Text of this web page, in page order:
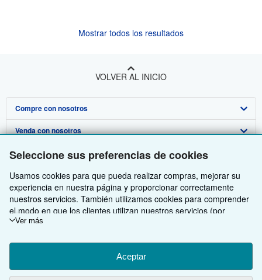
Seleccione sus preferencias de cookies
Usamos cookies para que pueda realizar compras, mejorar su
experiencia en nuestra página y proporcionar correctamente
nuestros servicios. También utilizamos cookies para comprender
el modo en que los clientes utilizan nuestros servicios (por
ejemplo, midiendo las visitas al sitio) y así poder realizar mejoras.
para mostrar contenido relevante en los anuncios y medir el
rendimiento de los mismos. Elija Rechazar si noestá de acuerdo
o Personalizar para obtener más información. Puede cambiar sus
Ver más
Aceptar
Mostrar todos los resultados
VOLVER AL INICIO
Compre con nosotros
Búsqueda avanzada
Colecciones
Mi cuenta
Mis pedidos
Ver carrito
Venda con nosotros
Comenzar a vender
Únase a nuestro programa de afiliados
Recomiende un vendedor
Sobre nosotros
Sobre IberLibro
Medios
Empleo
Política de Privacidad
Obtener Ayuda
Preguntas frecuentes y guías
Atención al Cliente
Otras compañías de AbeBooks
AbeBooks.com
AbeBooks.co.uk
Siga a IberLibro